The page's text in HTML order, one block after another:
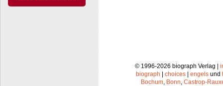
© 1996-2026 biograph Verlag |
biograph
choices engels und
Bochum, Bonn, Castrop-